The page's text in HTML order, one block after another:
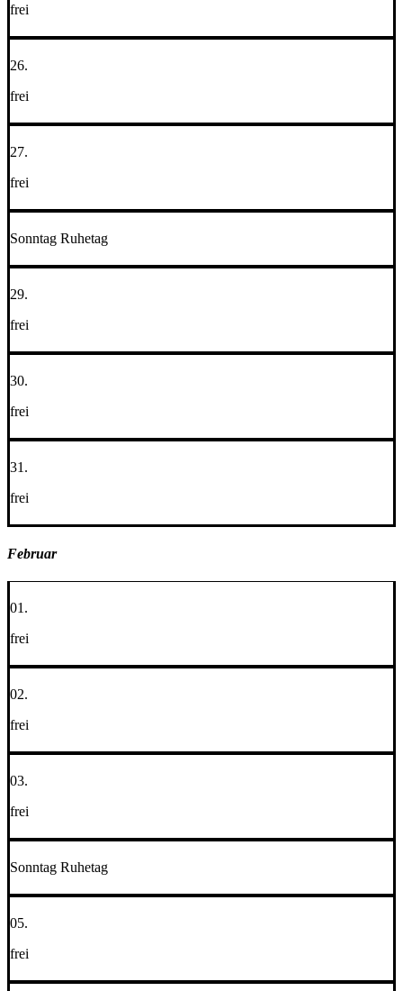
frei
26.
frei
27.
frei
Sonntag Ruhetag
29.
frei
30.
frei
31.
frei
Februar
01.
frei
02.
frei
03.
frei
Sonntag Ruhetag
05.
frei